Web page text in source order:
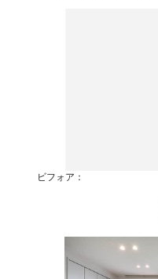
ビフォア：